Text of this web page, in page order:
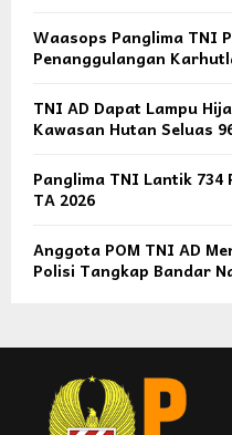
Waasops Panglima TNI
Penanggulangan
TNI AD Dapat Lampu
Kawasan Hutan Seluas
Panglima TNI Lantik
TA 2026
Anggota POM TNI AD
Polisi Tangkap Bandar